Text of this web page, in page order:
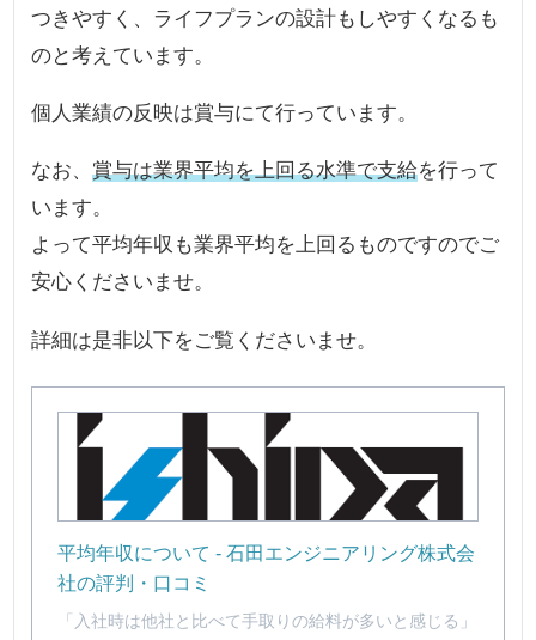
つきやすく、ライフプランの設計もしやすくなるも
のと考えています。
個人業績の反映は賞与にて行っています。
なお、賞与は業界平均を上回る水準で支給を行って
います。
よって平均年収も業界平均を上回るものですのでご
安心くださいませ。
詳細は是非以下をご覧くださいませ。
平均年収について - 石田エンジニアリング株式会
社の評判・口コミ
「入社時は他社と比べて手取りの給料が多いと感じる」